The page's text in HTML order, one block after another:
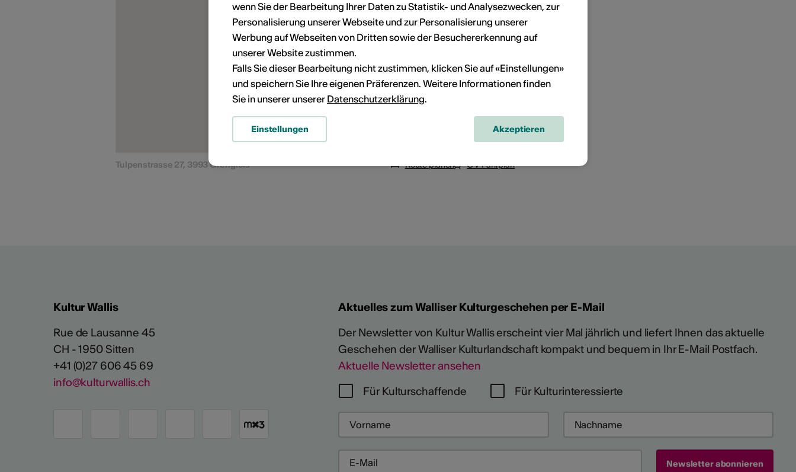
Tulpenstrasse 27, 3993 Grengiols Route planen ÖV Fahrplan
Kultur Wallis
Rue de Lausanne 45
CH - 1950 Sitten
+41 (0)27 606 45 69
info@kulturwallis.ch
Aktuelles zum Walliser Kulturgeschehen per E-Mail
Der Newsletter von Kultur Wallis erscheint vier Mal jährlich und liefert Ihnen das aktuelle
Geschehen der Walliser Kulturlandschaft kompakt und bequem in Ihr E-Mail Postfach.
Aktuelle Newsletter ansehen
Für Kulturschaffende
Für Kulturinteressierte
wenn Sie der Bearbeitung Ihrer Daten zu Statistik- und Analysezwecken, zur
Personalisierung unserer Webseite und zur Personalisierung unserer
Werbung auf Webseiten von Dritten sowie der Besuchererkennung auf
unserer Website zustimmen.
Falls Sie dieser Bearbeitung nicht zustimmen, klicken Sie auf «Einstellungen»
und speichern Sie Ihre eigenen Präferenzen. Weitere Informationen finden
Sie in unserer unserer Datenschutzerklärung.
Einstellungen Akzeptieren